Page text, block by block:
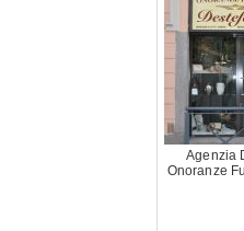
Agenzia
Onoranze